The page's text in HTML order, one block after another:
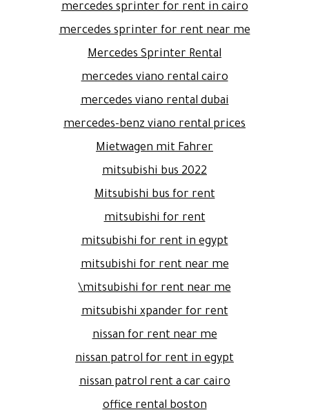
mercedes sprinter for rent in cairo
mercedes sprinter for rent near me
Mercedes Sprinter Rental
mercedes viano rental cairo
mercedes viano rental dubai
mercedes-benz viano rental prices
Mietwagen mit Fahrer
mitsubishi bus 2022
Mitsubishi bus for rent
mitsubishi for rent
mitsubishi for rent in egypt
mitsubishi for rent near me
mitsubishi for rent near me\
mitsubishi xpander for rent
nissan for rent near me
nissan patrol for rent in egypt
nissan patrol rent a car cairo
office rental boston